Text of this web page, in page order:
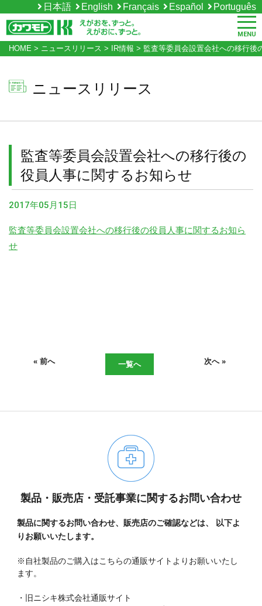
日本語 English Français Español Português
MENU
HOME > ニュースリリース > IR情報 > 監査等委員会設置会社への移行後
ニュースリリース
監査等委員会設置会社への移行後の
役員人事に関するお知らせ
2017年05月15日
監査等委員会設置会社への移行後の役員人事に関するお知ら
せ
« 前へ 一覧へ 次へ »
製品・販売店・受託事業に関するお問い合わせ
製品に関するお問い合わせ、販売店のご確認などは、
以下よ
りお願いいたします。
※自社製品のご購入はこちらの通販サイトよりお願いいたし
ます。
・旧ニシキ株式会社通販サイト
06-6943-8956
受付時間：受付 : 10時〜16時 月〜金
※祝日を除く
※新型コロナウイルス感染症対策として、
現在、受付時間を一部短縮しております。